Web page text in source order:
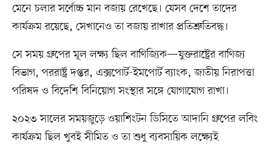
মেনে চলার সর্বোচ্চ মান বজায় রেখেছে। যেসব দেশে তাদের
কার্যক্রম রয়েছে, সেখানেও তা বজায় রাখার প্রতিশ্রুতিবদ্ধ।
সে সময় গ্রুপের মূল লক্ষ্য ছিল বাণিজ্যিক—যুক্তরাষ্ট্রের বাণিজ্য
বিভাগ, পররাষ্ট্র দপ্তর, এক্সপোর্ট-ইমপোর্ট ব্যাংক, জাতীয় নিরাপত্তা
পরিষদ ও বিদেশি বিনিয়োগ সংস্থার সঙ্গে যোগাযোগ রাখা।
২০২৩ সালের সময়জুড়ে ওয়াশিংটন ডিসিতে আদানি গ্রুপের লবিং
কার্যক্রম ছিল খুবই সীমিত ও তা শুধু ব্যবসায়িক লক্ষ্যেই